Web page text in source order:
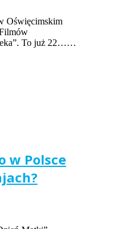
Oświęcimskim
To już 22……
w Polsce